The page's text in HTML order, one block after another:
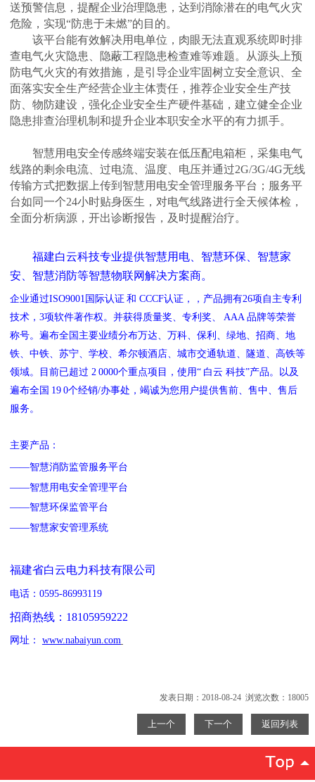
送预警信息，提醒企业治理隐患，达到消除潜在的电气火灾
危险，实现“防患于未燃”的目的。
该平台能有效解决用电单位，肉眼无法直观系统即时排
查电气火灾隐患、隐蔽工程隐患检查难等难题。从源头上预
防电气火灾的有效措施，是引导企业牢固树立安全意识、全
面落实安全生产经营企业主体责任，推荐企业安全生产技
防、物防建设，强化企业安全生产硬件基础，建立健全企业
隐患排查治理机制和提升企业本职安全水平的有力抓手。
智慧用电安全传感终端安装在低压配电箱柜，采集电气
线路的剩余电流、过电流、温度、电压并通过2G/3G/4G无线
传输方式把数据上传到智慧用电安全管理服务平台；服务平
台如同一个24小时贴身医生，对电气线路进行全天候体检，
全面分析病源，开出诊断报告，及时提醒治疗。
福建白云科技专业提供智慧用电、智慧环保、智慧家
安、智慧消防等智慧物联网解决方案商。
企业通过ISO9001国际认证 和 CCCF认证，，产品拥有26项自主专利
技术，3项软件著作权。并获得质量奖、专利奖、
AAA 品牌等荣誉
称号。遍布全国主要业绩分布万达、万科、保利、绿地、招商、地
铁、中铁、苏宁、学校、希尔顿酒店、城市交通轨道、隧道、高铁等
领域。目前已超过 2 0000个重点项目，使用“ 白云 科技”产品。以及
遍布全国 19 0个经销/办事处，竭诚为您用户提供售前、售中、售后
服务。
主要产品：
——智慧消防监管服务平台
——智慧用电安全管理平台
——智慧环保监管平台
——智慧家安管理系统
福建省白云电力科技有限公司
电话： 0595-86993119
招商热线： 18105959222
网址： www.nabaiyun.com
发表日期：2018-08-24 浏览次数：18005
上一个 下一个 返回列表